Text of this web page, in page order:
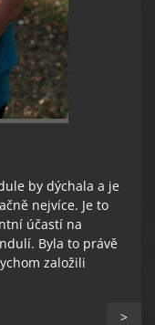
by dýchala a je
nejvíce. Je to
účastí na
Byla to právě
založili
>